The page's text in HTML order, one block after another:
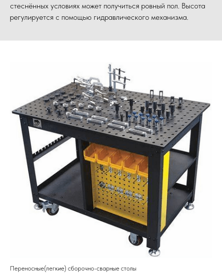
стеснённых условиях может получиться ровный пол. Высота
регулируется с помощью гидравлического механизма.
Переносные(легкие) сборочно-сварные столы